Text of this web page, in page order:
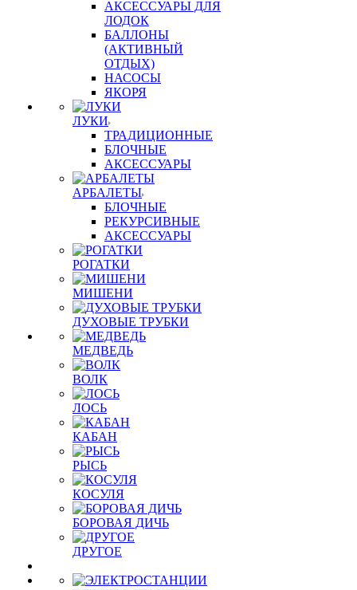
АКСЕССУАРЫ ДЛЯ
ЛОДОК
БАЛЛОНЫ
(АКТИВНЫЙ
ОТДЫХ)
НАСОСЫ
ЯКОРЯ
ЛУКИ
ТРАДИЦИОННЫЕ
БЛОЧНЫЕ
АКСЕССУАРЫ
АРБАЛЕТЫ
БЛОЧНЫЕ
РЕКУРСИВНЫЕ
АКСЕССУАРЫ
РОГАТКИ
МИШЕНИ
ДУХОВЫЕ ТРУБКИ
МЕДВЕДЬ
ВОЛК
ЛОСЬ
КАБАН
РЫСЬ
КОСУЛЯ
БОРОВАЯ ДИЧЬ
ДРУГОЕ